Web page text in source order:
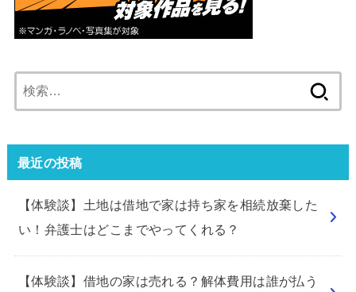
索:
最近の投稿
【体験談】土地は借地で家は持ち家を相続放棄した
い！弁護士はどこまでやってくれる？
【体験談】借地の家は売れる？解体費用は誰が払う